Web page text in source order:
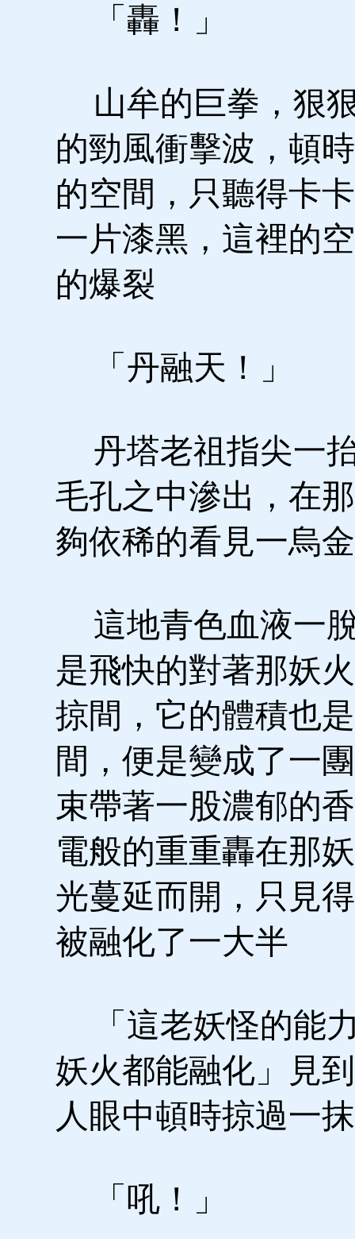
「轟！」
山牟的巨拳，狠
的勁風衝擊波，頓
的空間，只聽得卡
一片漆黑，這裡的
的爆裂
「丹融天！」
丹塔老祖指尖一
毛孔之中滲出，在
夠依稀的看見一烏
這地青色血液一
是飛快的對著那妖
掠間，它的體積也
間，便是變成了一
束帶著一股濃郁的
電般的重重轟在那
光蔓延而開，只見
被融化了一大半
「這老妖怪的能
妖火都能融化」見
人眼中頓時掠過一
「吼！」